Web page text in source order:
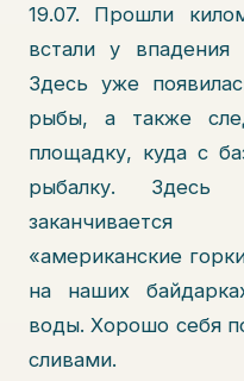
19.07. Прошли
встали у
Здесь уже
рыбы, а также
площадку, куда с
рыбалку.
заканчивается
«американские
на наших
воды. Хорошо себя
сливами.